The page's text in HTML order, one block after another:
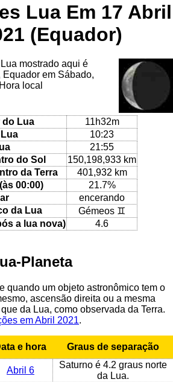
Lua Em 17 Abril
(Equador)
mostrado aqui é
em Sábado,
local
do Lua
11h32m
10:23
21:55
do Sol
150,198,933 km
da Terra
401,932 km
00:00)
21.7%
encerando
da Lua
Gémeos ♊
a lua nova)
4.6
Planeta
quando um objeto astronômico tem o
ascensão direita ou a mesma
da Lua, como observada da Terra.
em Abril 2021.
e hora Graus de separação
Abril 6
Saturno é 4.2 graus norte
da Lua.